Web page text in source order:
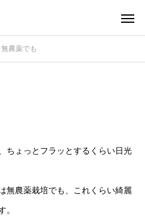
無農薬でも
ちょっとフラッとするくらい日光
無農薬栽培でも、これくらい綺麗
。